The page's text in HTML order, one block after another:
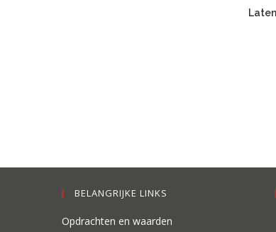
BELANGRIJKE LINKS
Opdrachten en waarden